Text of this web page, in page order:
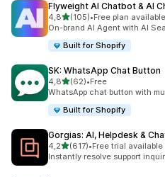
Flyweight AI Chatbot & AI
4,85 yıldız üzerinden
(105)
toplam 105 değerlendirme
•Free plan available
On-brand AI Agent with AI
Built for Shopify
SK: WhatsApp Chat Button
4,85 yıldız üzerinden
(62)
toplam 62 değerlendirme
•Free
WhatsApp chat button with
Built for Shopify
Gorgias: AI, Helpdesk &
4,25 yıldız üzerinden
(617)
toplam 617 değerlendirme
•Free trial available
Instantly resolve support